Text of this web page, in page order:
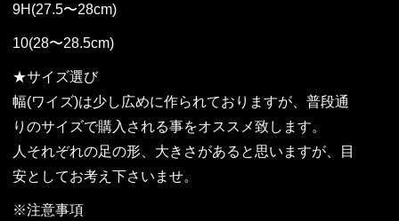
9H(27.5〜28cm)
10(28〜28.5cm)
★サイズ選び
幅(ワイズ)は少し広めに作られておりますが、普段通
りのサイズで購入される事をオススメ致します。
人それぞれの足の形、大きさがあると思いますが、目
安としてお考え下さいませ。
※注意事項